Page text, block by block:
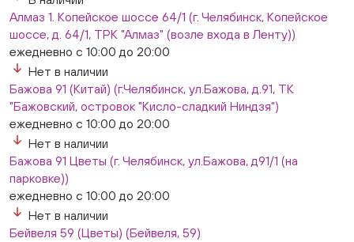
Слава. Копейск, пр.Славы 8/1 (Копейск, пр. Славы
8/1, ТЦ "Слава")
ежедневно с 10:00 до 20:00
Нет в наличии
Слон. Миасс, Автозаводцев (ТК Слон, г. Миасс)
Нет в наличии
Сталеваров 5(ЦВЕТЫ) (г. Челябинск, ул. Сталеваров
5/3)
ежедневно с 10:00 до 20:00
Нет в наличии
Алмаз 1. Копейское шоссе 64/1 (г. Челябинск, Копейское
шоссе, д. 64/1, ТРК "Алмаз" (возле входа в Ленту))
ежедневно с 10:00 до 20:00
Нет в наличии
Бажова 91 (Китай) (г.Челябинск, ул.Бажова, д.91, ТК
"Бажовский, островок "Кисло-сладкий Ниндзя")
ежедневно с 10:00 до 20:00
Нет в наличии
Бажова 91 Цветы (г. Челябинск, ул.Бажова, д91/1 (на
парковке))
ежедневно с 10:00 до 20:00
Нет в наличии
Бейвеля 59 (Цветы) (Бейвеля, 59)